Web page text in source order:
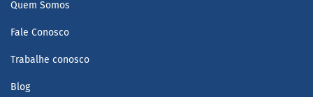
Quem Somos
Fale Conosco
Trabalhe conosco
Blog